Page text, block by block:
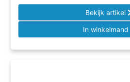
Bekijk artikel
In winkelmand